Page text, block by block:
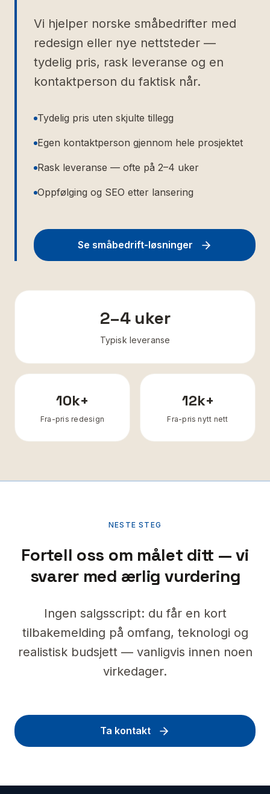
Vi hjelper norske småbedrifter med
redesign eller nye nettsteder —
tydelig pris, rask leveranse og en
kontaktperson du faktisk når.
Tydelig pris uten skjulte tillegg
Egen kontaktperson gjennom hele prosjektet
Rask leveranse — ofte på 2–4 uker
Oppfølging og SEO etter lansering
Se småbedrift-løsninger
2–4 uker
Typisk leveranse
10k+
Fra-pris redesign
12k+
Fra-pris nytt nett
NESTE STEG
Fortell oss om målet ditt — vi
svarer med ærlig vurdering
Ingen salgsscript: du får en kort
tilbakemelding på omfang, teknologi og
realistisk budsjett — vanligvis innen noen
virkedager.
Ta kontakt